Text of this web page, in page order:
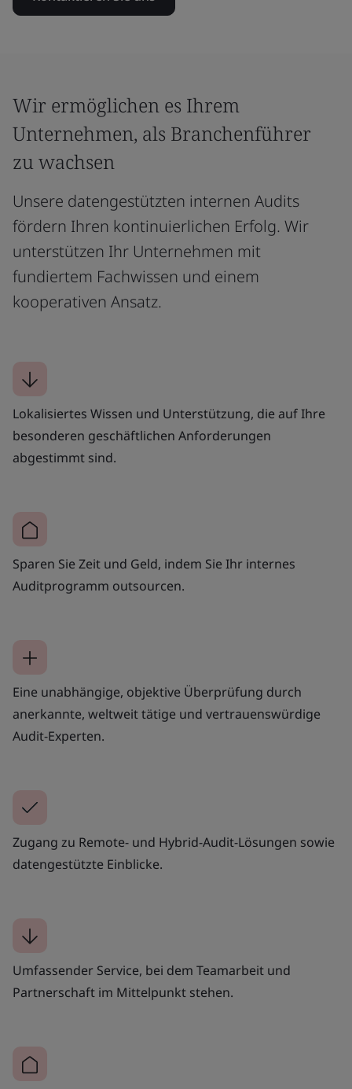
Wir ermöglichen es Ihrem
Unternehmen, als Branchenführer
zu wachsen
Unsere datengestützten internen Audits
fördern Ihren kontinuierlichen Erfolg. Wir
unterstützen Ihr Unternehmen mit
fundiertem Fachwissen und einem
kooperativen Ansatz.
Lokalisiertes Wissen und Unterstützung, die auf Ihre
besonderen geschäftlichen Anforderungen
abgestimmt sind.
Sparen Sie Zeit und Geld, indem Sie Ihr internes
Auditprogramm outsourcen.
Eine unabhängige, objektive Überprüfung durch
anerkannte, weltweit tätige und vertrauenswürdige
Audit-Experten.
Zugang zu Remote- und Hybrid-Audit-Lösungen sowie
datengestützte Einblicke.
Umfassender Service, bei dem Teamarbeit und
Partnerschaft im Mittelpunkt stehen.